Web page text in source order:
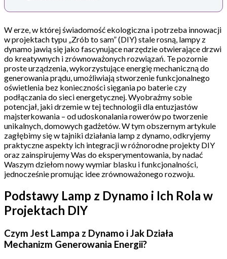
W erze, w której świadomość ekologiczna i potrzeba innowacji
w projektach typu „Zrób to sam” (DIY) stale rosną, lampy z
dynamo jawią się jako fascynujące narzędzie otwierające drzwi
do kreatywnych i zrównoważonych rozwiązań. Te pozornie
proste urządzenia, wykorzystujące energię mechaniczną do
generowania prądu, umożliwiają stworzenie funkcjonalnego
oświetlenia bez konieczności sięgania po baterie czy
podłączania do sieci energetycznej. Wyobraźmy sobie
potencjał, jaki drzemie w tej technologii dla entuzjastów
majsterkowania – od udoskonalania rowerów po tworzenie
unikalnych, domowych gadżetów. W tym obszernym artykule
zagłębimy się w tajniki działania lamp z dynamo, odkryjemy
praktyczne aspekty ich integracji w różnorodne projekty DIY
oraz zainspirujemy Was do eksperymentowania, by nadać
Waszym dziełom nowy wymiar blasku i funkcjonalności,
jednocześnie promując idee zrównoważonego rozwoju.
Podstawy Lamp z Dynamo i Ich Rola w
Projektach DIY
Czym Jest Lampa z Dynamo i Jak Działa
Mechanizm Generowania Energii?